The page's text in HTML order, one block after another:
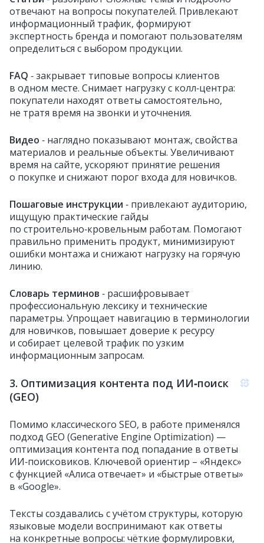
отвечают на вопросы покупателей. Привлекают
информационный трафик, формируют
экспертность бренда и помогают пользователям
определиться с выбором продукции.
FAQ ‑ закрывает типовые вопросы клиентов
в одном месте. Снимает нагрузку с колл‑центра:
покупатели находят ответы самостоятельно,
не тратя время на звонки и уточнения.
Видео ‑ наглядно показывают монтаж, свойства
материалов и реальные объекты. Увеличивают
время на сайте, ускоряют принятие решения
о покупке и снижают порог входа для новичков.
Пошаговые инструкции ‑ привлекают аудиторию,
ищущую практические гайды
по строительно‑кровельным работам. Помогают
правильно применить продукт, минимизируют
ошибки монтажа и снижают нагрузку на горячую
линию.
Словарь терминов ‑ расшифровывает
профессиональную лексику и технические
параметры. Упрощает навигацию в терминологии
для новичков, повышает доверие к ресурсу
и собирает целевой трафик по узким
информационным запросам.
3. Оптимизация контента под ИИ‑поиск
(GEO)
Помимо классического SEO, в работе применялся
подход GEO (Generative Engine Optimization) —
оптимизация контента под попадание в ответы
ИИ‑поисковиков. Ключевой ориентир – «Яндекс»
с функцией «Алиса отвечает» и «быстрые ответы»
в «Google».
Тексты создавались с учётом структуры, которую
языковые модели воспринимают как ответы
на конкретные вопросы: чёткие формулировки,